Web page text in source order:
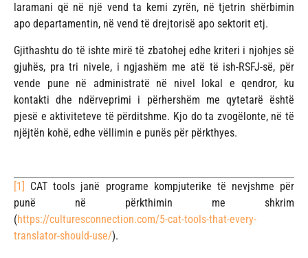
laramani që në një vend ta kemi zyrën, në tjetrin shërbimin
apo departamentin, në vend të drejtorisë apo sektorit etj.
Gjithashtu do të ishte mirë të zbatohej edhe kriteri i njohjes së
gjuhës, pra tri nivele, i ngjashëm me atë të ish-RSFJ-së, për
vende pune në administratë në nivel lokal e qendror, ku
kontakti dhe ndërveprimi i përhershëm me qytetarë është
pjesë e aktiviteteve të përditshme. Kjo do ta zvogëlonte, në të
njëjtën kohë, edhe vëllimin e punës për përkthyes.
[1]
CAT tools janë programe kompjuterike të nevjshme për
punë në përkthimin me shkrim
(https://culturesconnection.com/5-cat-tools-that-every-
translator-should-use/).